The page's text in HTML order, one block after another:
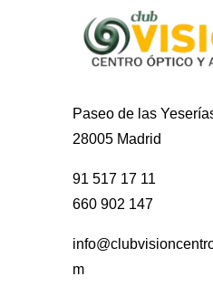
Paseo de las
28005 Madrid
91 517 17 11
660 902 147
m